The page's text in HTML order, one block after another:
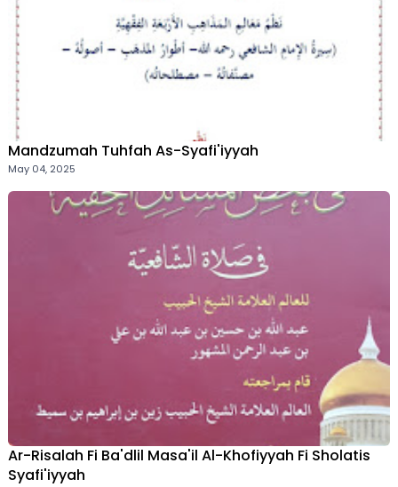
Mandzumah Tuhfah As-Syafi'iyyah
May 04, 2025
Ar-Risalah Fi Ba'dlil Masa'il Al-Khofiyyah Fi Sholatis
Syafi'iyyah